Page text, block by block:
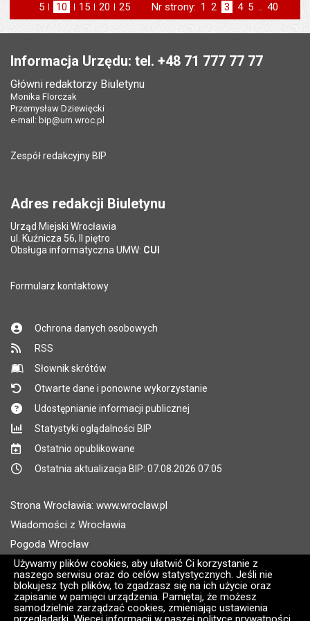
Używamy plików cookies, aby ułatwić Ci korzystanie z
naszego serwisu oraz do celów statystycznych. Jeśli nie
blokujesz tych plików, to zgadzasz się na ich użycie oraz
zapisanie w pamięci urządzenia. Pamiętaj, że możesz
samodzielnie zarządzać cookies, zmieniając ustawienia
5 elementów na stronie
10 elementów
na stronie
15 elementów
na stronie
20 elementów
na stronie
25 elementów
na stronie
Nr strony: Strona
1 Strona
2 Strona
3 Strona
4 Strona
5 .. Strona
40
Informacja Urzędu: tel. +48 71 777 77 77
Główni redaktorzy Biuletynu
Monika Florczak
Przemysław Dziewięcki
e-mail: bip@um.wroc.pl
Zespół redakcyjny BIP
Adres redakcji Biuletynu
Urząd Miejski Wrocławia
ul. Kuźnicza 56, II piętro
Obsługa informatyczna UMW: CUI
Formularz kontaktowy
Ochrona danych osobowych
RSS
Słownik skrótów
Otwarte dane i ponowne wykorzystanie
Udostępnianie informacji publicznej
Statystyki oglądalności BIP
Ostatnio opublikowane
Ostatnia aktualizacja BIP: 07.08.2026 07:05
Strona Wrocławia: www.wroclaw.pl
Wiadomości z Wrocławia
Pogoda Wrocław
Rozkłady jazdy MPK Wrocław
Administratorem wroclaw.pl jest: ARAW
Wersja systemu: 2.8.30.09